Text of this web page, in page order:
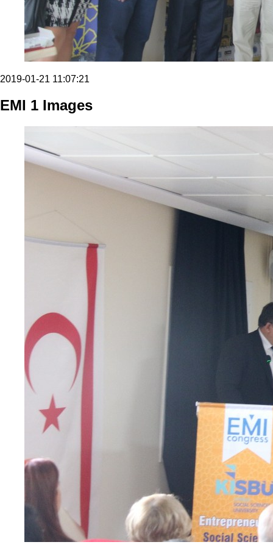
2019-01-21 11:07:21
EMI 1 Images